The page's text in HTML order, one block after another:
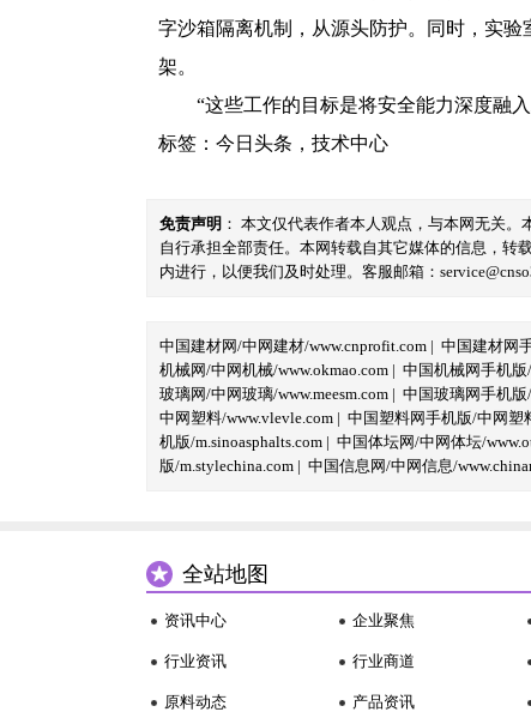
字沙箱隔离机制，从源头防护。同时，实
架。
“这些工作的目标是将安全能力深度融
标签： 今日头条 ， 技术中心
免责声明 ： 本文仅代表作者本人观点，与本网无关
自行承担全部责任。本网转载自其它媒体的信息，转
内进行，以便我们及时处理。客服邮箱：
中国建材网/中网建材/www.cnprofit.com | 中国建材网
机械网/中网机械/www.okmao.com | 中国机械网手机版
玻璃网/中网玻璃/www.meesm.com | 中国玻璃网手机版
中网塑料/www.vlevle.com | 中国塑料网手机版/中网塑
机版/m.sinoasphalts.com | 中国体坛网/中网体坛/
版/m.stylechina.com | 中国信息网/中网信息/
全站地图
资讯中心
行业资讯
原料动态
企业聚焦
行业商道
产品资讯